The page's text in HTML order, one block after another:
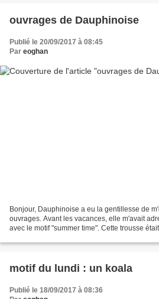
ouvrages de Dauphinoise
Publié le 20/09/2017 à 08:45
Par eoghan
Bonjour, Dauphinoise a eu la gentillesse de
ouvrages. Avant les vacances, elle m'avait
avec le motif "summer time". Cette trousse
motif du lundi : un koala
Publié le 18/09/2017 à 08:36